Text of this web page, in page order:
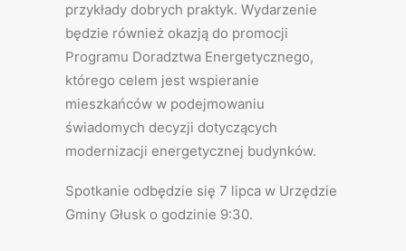
przykłady dobrych praktyk. Wydarzenie
będzie również okazją do promocji
Programu Doradztwa Energetycznego,
którego celem jest wspieranie
mieszkańców w podejmowaniu
świadomych decyzji dotyczących
modernizacji energetycznej budynków.
Spotkanie odbędzie się 7 lipca w Urzędzie
Gminy Głusk o godzinie 9:30.